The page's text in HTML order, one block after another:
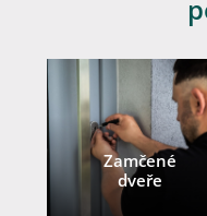
Zamčené
dveře